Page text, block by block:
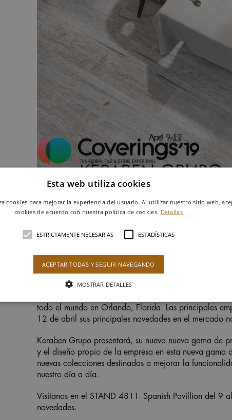
Esta es la treintava edición, Coverings reunirá los
todo el mundo en Orlando, Florida. Las principales
12 de abril sus principales novedades en el mercado
Keraben Grupo presentará, su nueva nueva gama de
y el diseño propio de la empresa en esta nueva gama
nuevas colecciones destinadas a mejorar la
nuestro día a día.
Visítanos en el STAND 4811- Spanish Pavillion del 9
novedades.
Esta web utiliza cookies
cookies para mejorar la experiencia del usuario. Al utilizar nuestro sitio web,
cookies de acuerdo con nuestra política de cookies. Detalles
ESTRICTAMENTE NECESARIAS ESTADÍSTICAS
ACEPTAR TODAS Y SEGUIR NAVEGANDO
MOSTRAR DETALLES